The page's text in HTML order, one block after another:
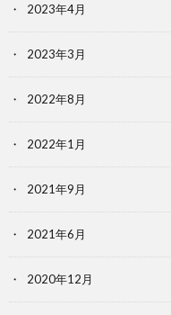
2023年4月
2023年3月
2022年8月
2022年1月
2021年9月
2021年6月
2020年12月